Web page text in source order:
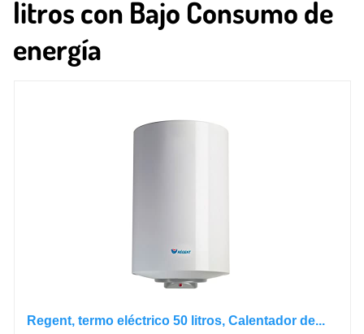
litros con Bajo Consumo de
energía
Regent, termo eléctrico 50 litros, Calentador de...